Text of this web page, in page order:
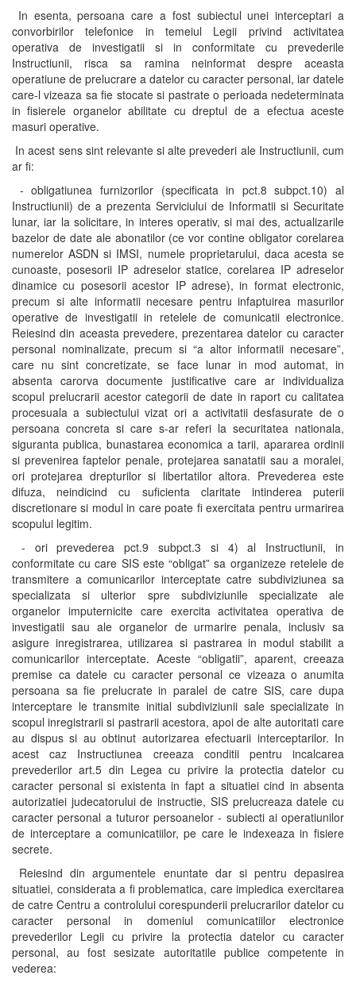
In esenta, persoana care a fost subiectul unei interceptari a
convorbirilor telefonice in temeiul Legii privind activitatea
operativa de investigatii si in conformitate cu prevederile
Instructiunii, risca sa ramina neinformat despre aceasta
operatiune de prelucrare a datelor cu caracter personal, iar datele
care-l vizeaza sa fie stocate si pastrate o perioada nedeterminata
in fisierele organelor abilitate cu dreptul de a efectua aceste
masuri operative.
In acest sens sint relevante si alte prevederi ale Instructiunii, cum
ar fi:
- obligatiunea furnizorilor (specificata in pct.8 subpct.10) al
Instructiunii) de a prezenta Serviciului de Informatii si Securitate
lunar, iar la solicitare, in interes operativ, si mai des, actualizarile
bazelor de date ale abonatilor (ce vor contine obligator corelarea
numerelor ASDN si IMSI, numele proprietarului, daca acesta se
cunoaste, posesorii IP adreselor statice, corelarea IP adreselor
dinamice cu posesorii acestor IP adrese), in format electronic,
precum si alte informatii necesare pentru infaptuirea masurilor
operative de investigatii in retelele de comunicatii electronice.
Reiesind din aceasta prevedere, prezentarea datelor cu caracter
personal nominalizate, precum si “a altor informatii necesare”,
care nu sint concretizate, se face lunar in mod automat, in
absenta carorva documente justificative care ar individualiza
scopul prelucrarii acestor categorii de date in raport cu calitatea
procesuala a subiectului vizat ori a activitatii desfasurate de o
persoana concreta si care s-ar referi la securitatea nationala,
siguranta publica, bunastarea economica a tarii, apararea ordinii
si prevenirea faptelor penale, protejarea sanatatii sau a moralei,
ori protejarea drepturilor si libertatilor altora. Prevederea este
difuza, neindicind cu suficienta claritate intinderea puterii
discretionare si modul in care poate fi exercitata pentru urmarirea
scopului legitim.
- ori prevederea pct.9 subpct.3 si 4) al Instructiunii, in
conformitate cu care SIS este “obligat” sa organizeze retelele de
transmitere a comunicarilor interceptate catre subdiviziunea sa
specializata si ulterior spre subdiviziunile specializate ale
organelor imputernicite care exercita activitatea operativa de
investigatii sau ale organelor de urmarire penala, inclusiv sa
asigure inregistrarea, utilizarea si pastrarea in modul stabilit a
comunicarilor interceptate. Aceste “obligatii”, aparent, creeaza
premise ca datele cu caracter personal ce vizeaza o anumita
persoana sa fie prelucrate in paralel de catre SIS, care dupa
interceptare le transmite initial subdiviziunii sale specializate in
scopul inregistrarii si pastrarii acestora, apoi de alte autoritati care
au dispus si au obtinut autorizarea efectuarii interceptarilor. In
acest caz Instructiunea creeaza conditii pentru incalcarea
prevederilor art.5 din Legea cu privire la protectia datelor cu
caracter personal si existenta in fapt a situatiei cind in absenta
autorizatiei judecatorului de instructie, SIS prelucreaza datele cu
caracter personal a tuturor persoanelor - subiecti ai operatiunilor
de interceptare a comunicatiilor, pe care le indexeaza in fisiere
secrete.
Reiesind din argumentele enuntate dar si pentru depasirea
situatiei, considerata a fi problematica, care impiedica exercitarea
de catre Centru a controlului corespunderii prelucrarilor datelor cu
caracter personal in domeniul comunicatiilor electronice
prevederilor Legii cu privire la protectia datelor cu caracter
personal, au fost sesizate autoritatile publice competente in
vederea: